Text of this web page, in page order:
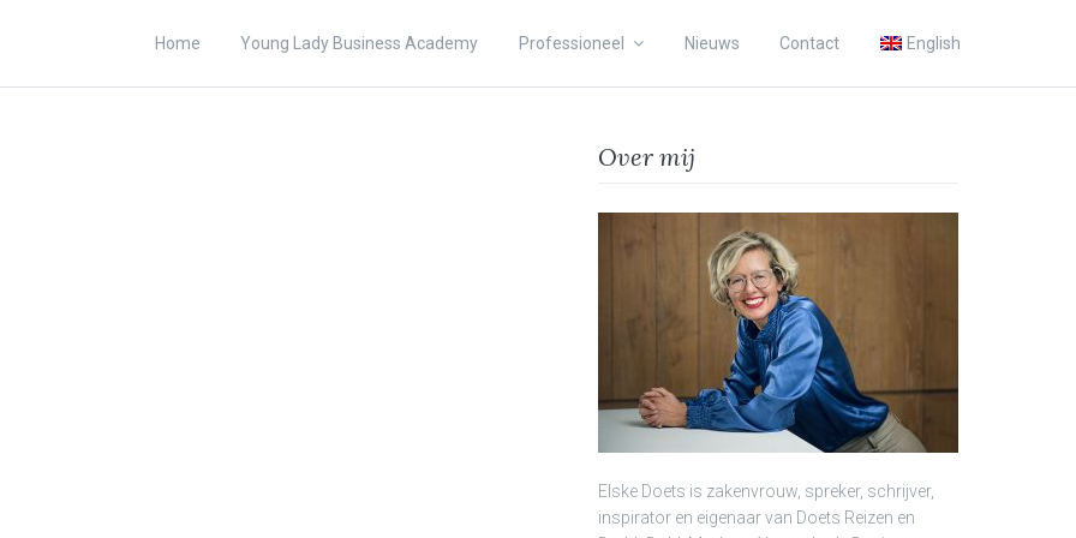
Home Young Lady Business Academy Professioneel Nieuws Contact English
Over mij
Elske Doets is zakenvrouw, spreker, schrijver,
inspirator en eigenaar van Doets Reizen en